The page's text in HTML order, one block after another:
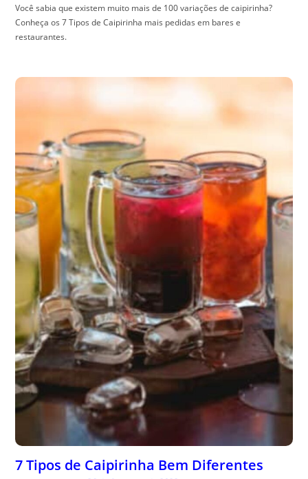
Você sabia que existem muito mais de 100 variações de caipirinha?
Conheça os 7 Tipos de Caipirinha mais pedidas em bares e
restaurantes.
7 Tipos de Caipirinha Bem Diferentes